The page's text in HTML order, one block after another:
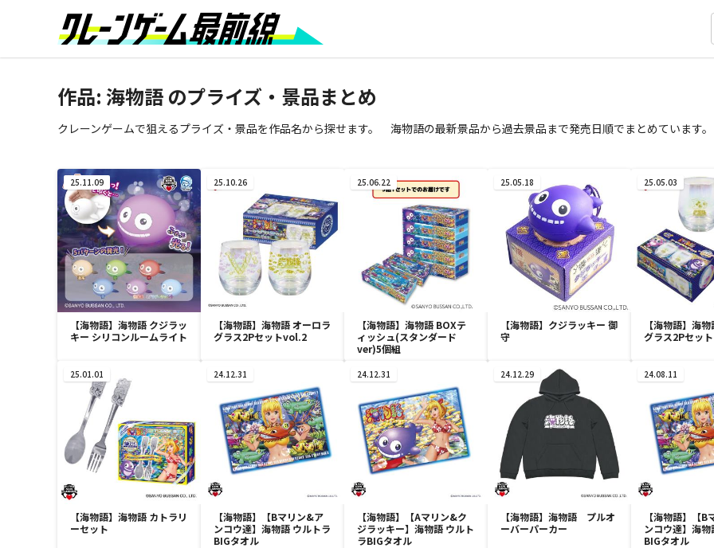
作品: 海物語 のプライズ・景品まとめ
クレーンゲームで狙えるプライズ・景品を作品名から探せます。 海物語の最新景品から過去景品まで発売日順でまとめています。
25.11.09
【海物語】海物語 クジラッ
キー シリコンルームライト
25.10.26
【海物語】海物語 オーロラ
グラス2Pセットvol.2
25.06.22
【海物語】海物語 BOXテ
ィッシュ(スタンダード
ver)5個組
25.05.18
【海物語】クジラッキー 御
守
25.05.03
【海物語】海
グラス2Pセット
25.01.01
【海物語】海物語 カトラリ
ーセット
24.12.31
【海物語】【Bマリン&ア
ンコウ達】海物語 ウルトラ
BIGタオル
24.12.31
【海物語】【Aマリン&ク
ジラッキー】海物語 ウルト
ラBIGタオル
24.12.29
【海物語】海物語 プルオ
ーバーパーカー
24.08.11
【海物語】【
ンコウ達】海
BIGタオル